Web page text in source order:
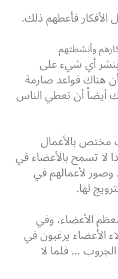
فأعطهم ذلك.
أي شيء على
هناك قواعد صارمة
أيضاً أن تعطي الناس
مختص بالأعمال
لا تسمح بالأعضاء في
لأعمالهم في
لها.
الأعضاء، وفي
الأعضاء يرغبون في
… فلما لا